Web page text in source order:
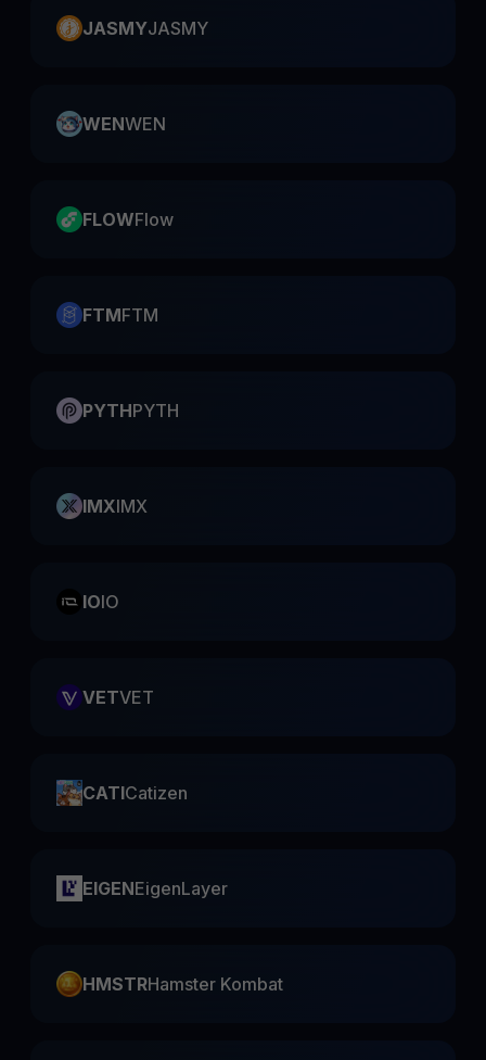
JASMYJASMY
WENWEN
FLOWFlow
FTMFTM
PYTHPYTH
IMXIMX
IOIO
VETVET
CATICatizen
EIGENEigenLayer
HMSTRHamster Kombat